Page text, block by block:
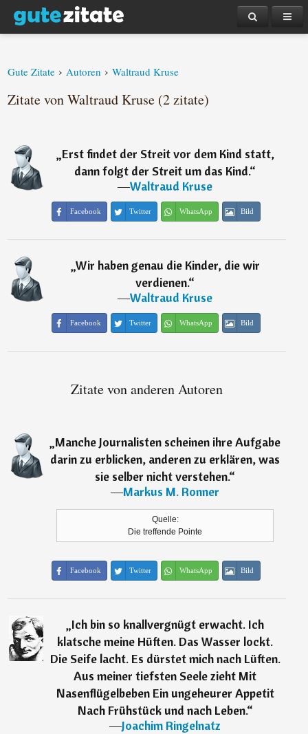
Gute Zitate › Autoren › Waltraud Kruse
Zitate von Waltraud Kruse (2 zitate)
„Erst findet der Streit vor dem Kind statt,
dann folgt der Streit um das Kind.“
―Waltraud Kruse
Facebook Twitter WhatsApp Bild
„Wir haben genau die Kinder, die wir
verdienen.“
―Waltraud Kruse
Facebook Twitter WhatsApp Bild
Zitate von anderen Autoren
„Manche Journalisten scheinen ihre Aufgabe
darin zu erblicken, anderen zu erklären, was
sie selber nicht verstehen.“
―Markus M. Ronner
Quelle:
Die treffende Pointe
Facebook Twitter WhatsApp Bild
„Ich bin so knallvergnügt erwacht. Ich
klatsche meine Hüften. Das Wasser lockt.
Die Seife lacht. Es dürstet mich nach Lüften.
Aus meiner tiefsten Seele zieht Mit
Nasenflügelbeben Ein ungeheurer Appetit
Nach Frühstück und nach Leben.“
―Joachim Ringelnatz